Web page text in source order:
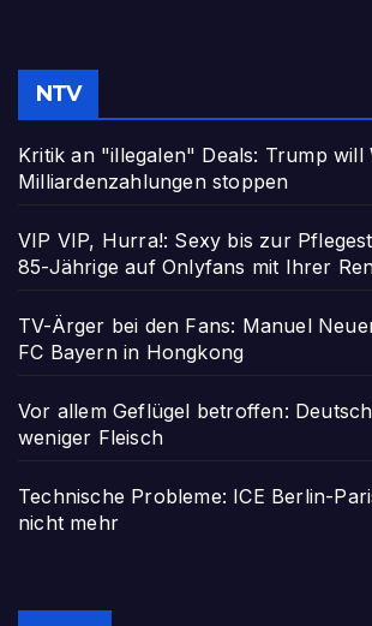
NTV
Kritik an "illegalen" Deals: Trump will
Milliardenzahlungen stoppen
VIP VIP, Hurra!: Sexy bis zur
85-Jährige auf Onlyfans mit Ihrer
TV-Ärger bei den Fans: Manuel
FC Bayern in Hongkong
Vor allem Geflügel betroffen:
weniger Fleisch
Technische Probleme: ICE Berlin-
nicht mehr